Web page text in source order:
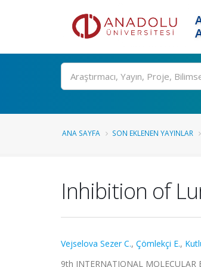
Ara
ANA SAYFA SON EKLENEN YAYINLAR
Inhibition of
Vejselova Sezer C., Çömlekçi E.,
9th INTERNATIONAL MOLECULAR